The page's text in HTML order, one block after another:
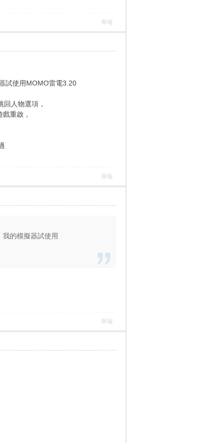
舉報
試使用MOMO雷電3.20
人物選項，
重啟，
舉報
的模擬器試使用
舉報